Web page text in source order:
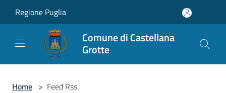
Regione Puglia
Comune di Castellana
Grotte
Home > Feed Rss